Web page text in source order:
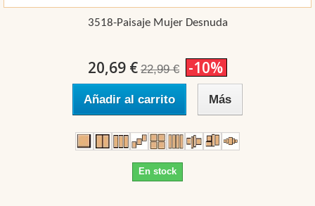
3518-Paisaje Mujer Desnuda
20,69 € 22,99 € -10%
Añadir al carrito Más
En stock